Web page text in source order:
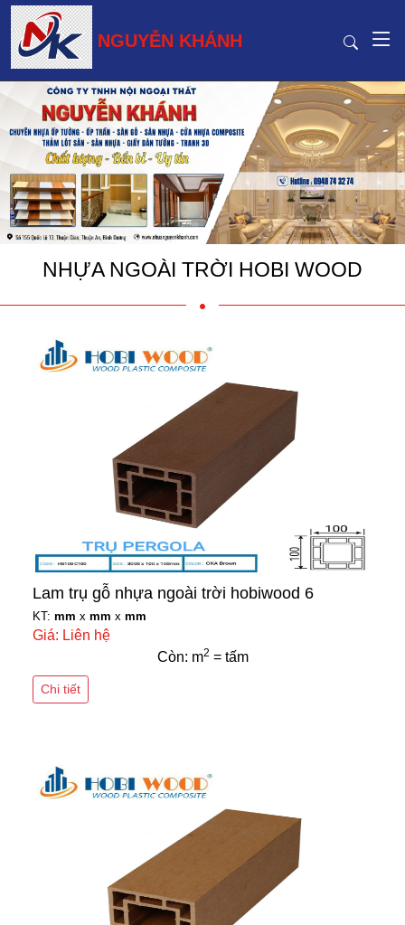
NGUYỄN KHÁNH
NHỰA NGOÀI TRỜI HOBI WOOD
Lam trụ gỗ nhựa ngoài trời hobiwood 6
KT: mm x mm x mm
Giá: Liên hệ
Còn: m2 = tấm
Chi tiết